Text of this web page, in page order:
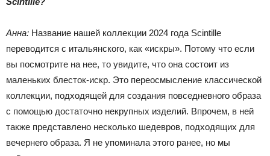
Анна: Название нашей коллекции 2024 года Scintille
переводится с итальянского, как «искры». Потому что если
вы посмотрите на нее, то увидите, что она состоит из
маленьких блесток-искр. Это переосмысление классической
коллекции, подходящей для создания повседневного образа
с помощью достаточно некрупных изделий. Впрочем, в ней
также представлено несколько шедевров, подходящих для
вечернего образа. Я не упоминала этого ранее, но мы